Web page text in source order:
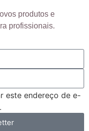
produtos e
profissionais.
este endereço de e-